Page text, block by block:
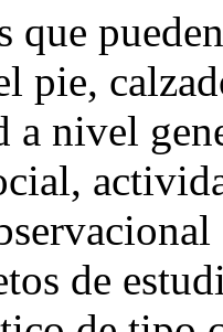
que
pie,
a nivel
de